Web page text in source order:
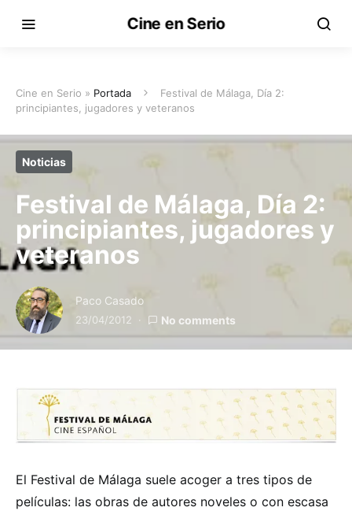
Cine en Serio
Cine en Serio » Portada
Festival de Málaga, Día 2:
principiantes, jugadores y veteranos
Noticias
Festival de Málaga, Día 2:
principiantes, jugadores y
veteranos
Paco Casado
23/04/2012 No comments
El Festival de Málaga suele acoger a tres tipos de
películas: las obras de autores noveles o con escasa